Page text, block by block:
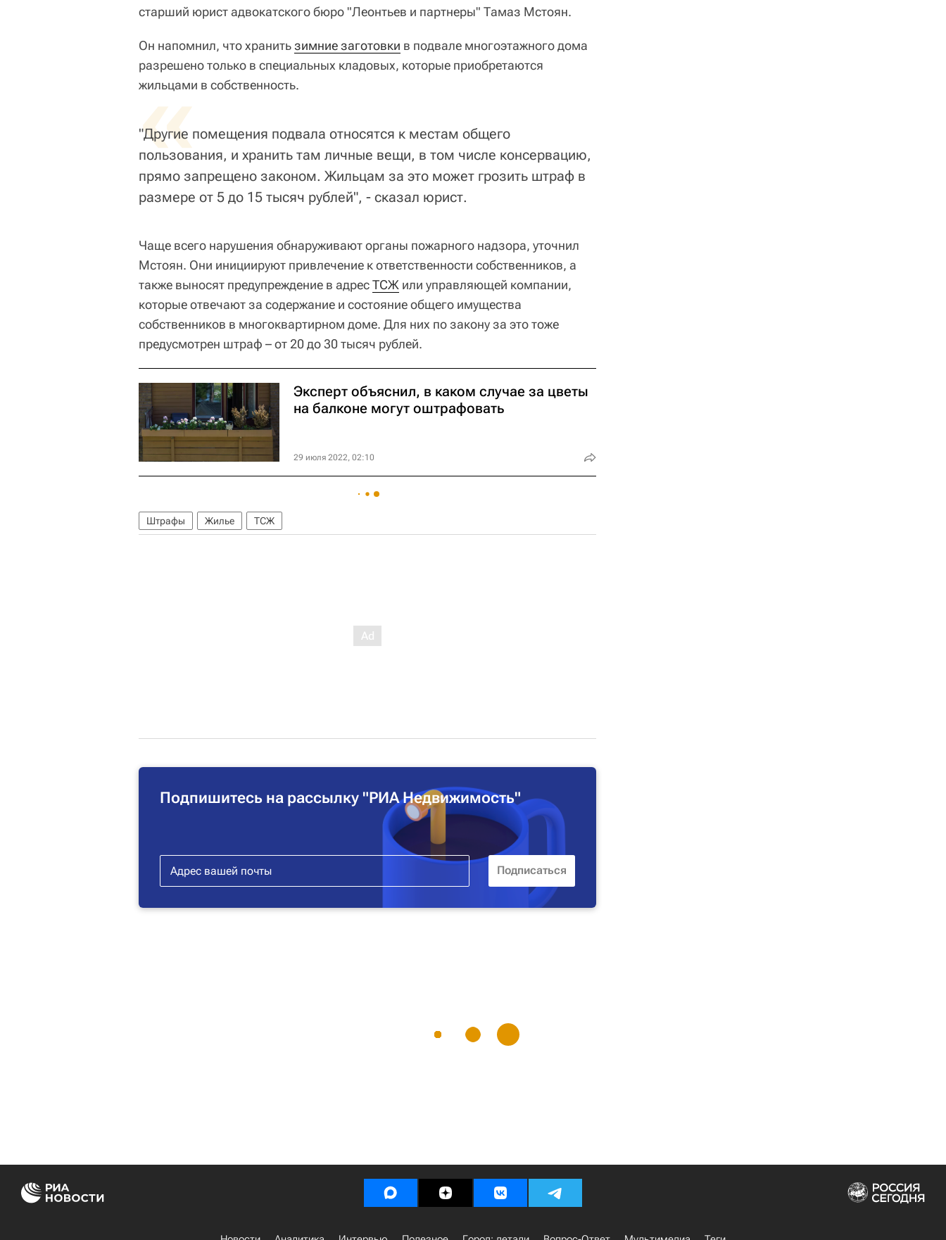
старший юрист адвокатского бюро "Леонтьев и партнеры" Тамаз Мстоян.
Он напомнил, что хранитьзимние заготовки в подвале многоэтажного дома
разрешено только в специальных кладовых, которые приобретаются
жильцами в собственность.
«
"Другие помещения подвала относятся к местам общего
пользования, и хранить там личные вещи, в том числе консервацию,
прямо запрещено законом. Жильцам за это может грозить штраф в
размере от 5 до 15 тысяч рублей", - сказал юрист.
Чаще всего нарушения обнаруживают органы пожарного надзора, уточнил
Мстоян. Они инициируют привлечение к ответственности собственников, а
также выносят предупреждение в адресТСЖ или управляющей компании,
которые отвечают за содержание и состояние общего имущества
собственников в многоквартирном доме. Для них по закону за это тоже
предусмотрен штраф – от 20 до 30 тысяч рублей.
Эксперт объяснил, в каком случае за цветы
на балконе могут оштрафовать
29 июля 2022, 02:10
Штрафы Жилье ТСЖ
Подпишитесь на рассылку "РИА Недвижимость"